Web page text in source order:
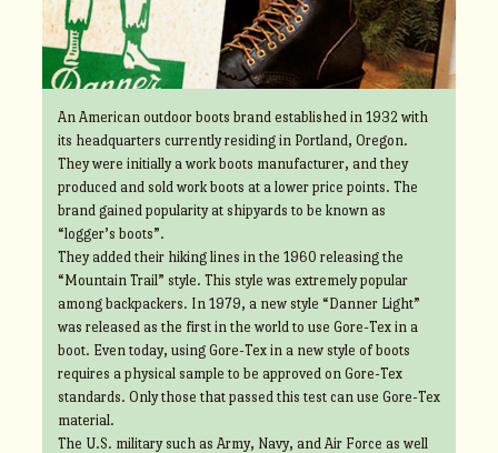
An American outdoor boots brand established in 1932 with
its headquarters currently residing in Portland, Oregon.
They were initially a work boots manufacturer, and they
produced and sold work boots at a lower price points. The
brand gained popularity at shipyards to be known as
“logger’s boots”.
They added their hiking lines in the 1960 releasing the
“Mountain Trail” style. This style was extremely popular
among backpackers. In 1979, a new style “Danner Light”
was released as the first in the world to use Gore-Tex in a
boot. Even today, using Gore-Tex in a new style of boots
requires a physical sample to be approved on Gore-Tex
standards. Only those that passed this test can use Gore-Tex
material.
The U.S. military such as Army, Navy, and Air Force as well